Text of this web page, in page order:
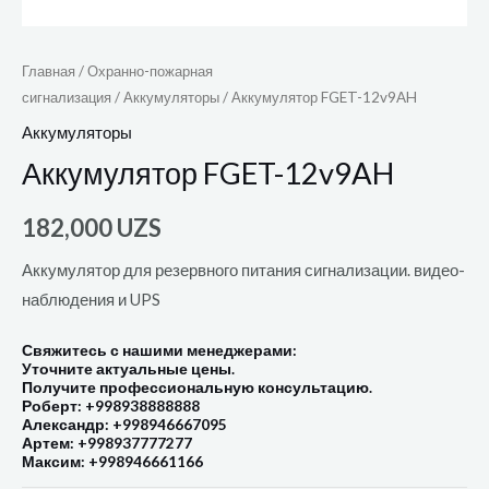
Главная /Охранно-пожарная
сигнализация /Аккумуляторы/ Аккумулятор FGET-12v9AH
Аккумуляторы
Аккумулятор FGET-12v9AH
182,000UZS
Аккумулятор для резервного питания сигнализации. видео-
наблюдения и UPS
Свяжитесь с нашими менеджерами:
Уточните актуальные цены.
Получите профессиональную консультацию.
Роберт: +998938888888
Александр: +998946667095
Артем: +998937777277
Максим: +998946661166